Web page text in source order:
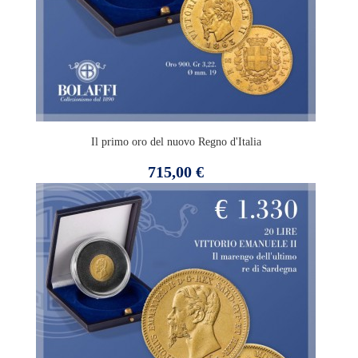
Il primo oro del nuovo Regno d'Italia
Prezzo
715,00 €